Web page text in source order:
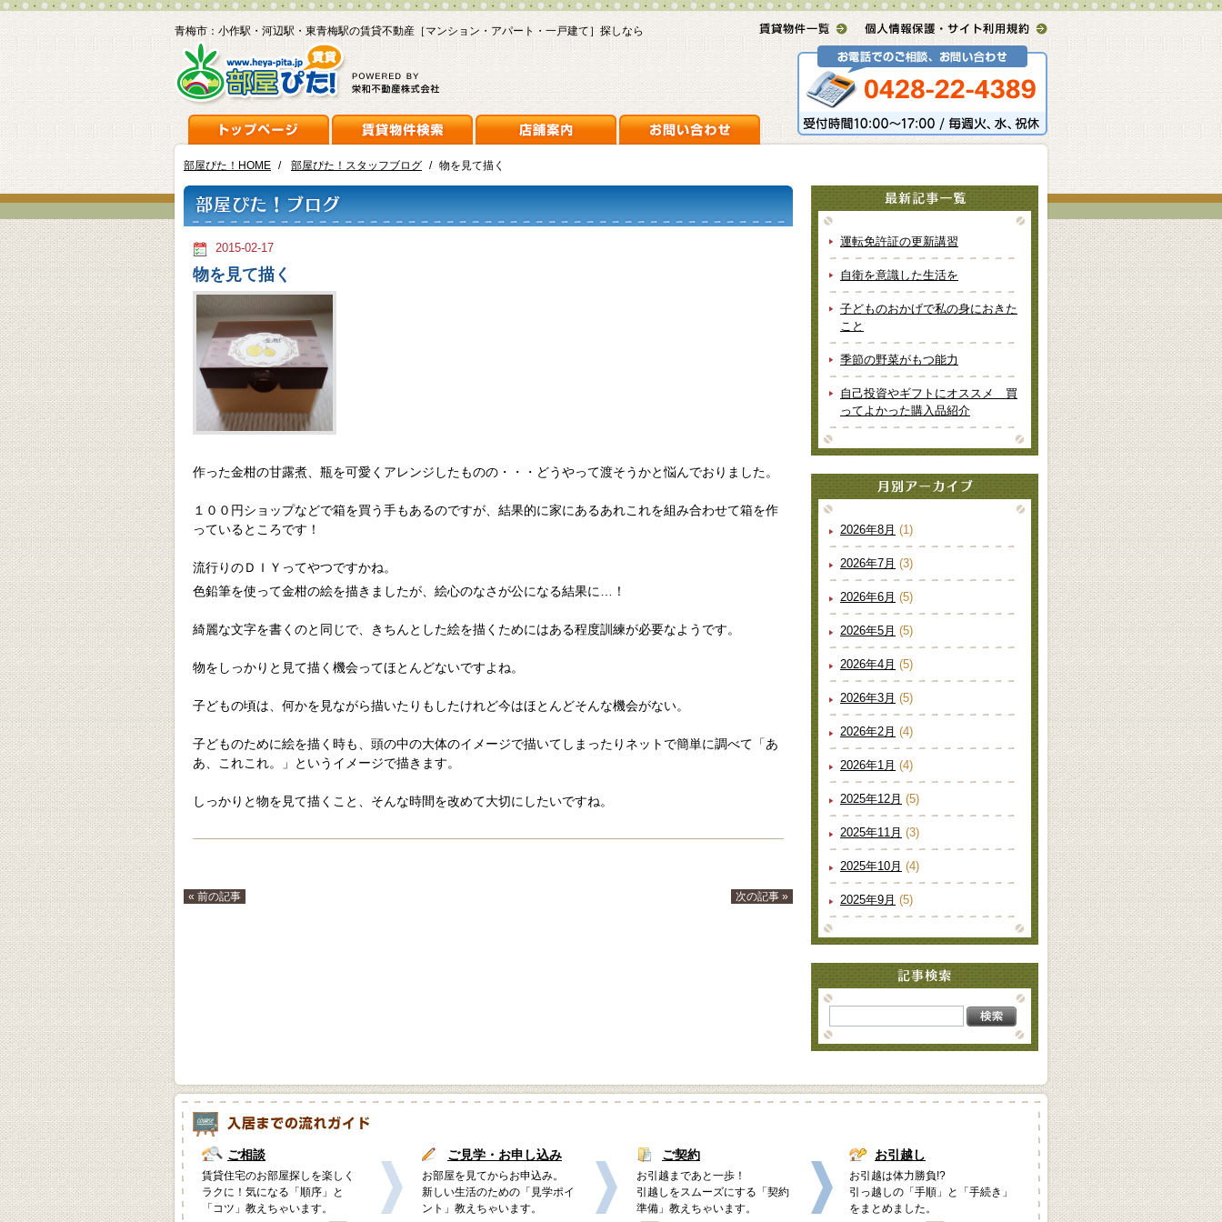
青梅市：小作駅・河辺駅・東青梅駅の賃貸不動産［マンション・アパート・一戸建て］探しなら
部屋ぴた！HOME / 部屋ぴた！スタッフブログ / 物を見て描く
2015-02-17
物を見て描く
作った金柑の甘露煮、瓶を可愛くアレンジしたものの・・・どうやって渡そうかと悩んでおりました。
１００円ショップなどで箱を買う手もあるのですが、結果的に家にあるあれこれを組み合わせて箱を作
っているところです！
流行りのＤＩＹってやつですかね。
色鉛筆を使って金柑の絵を描きましたが、絵心のなさが公になる結果に…！
綺麗な文字を書くのと同じで、きちんとした絵を描くためにはある程度訓練が必要なようです。
物をしっかりと見て描く機会ってほとんどないですよね。
子どもの頃は、何かを見ながら描いたりもしたけれど今はほとんどそんな機会がない。
子どものために絵を描く時も、頭の中の大体のイメージで描いてしまったりネットで簡単に調べて「あ
あ、これこれ。」というイメージで描きます。
しっかりと物を見て描くこと、そんな時間を改めて大切にしたいですね。
« 前の記事 次の記事 »
運転免許証の更新講習
自衛を意識した生活を
子どものおかげで私の身におきた
こと
季節の野菜がもつ能力
自己投資やギフトにオススメ 買
ってよかった購入品紹介
2026年8月 (1)
2026年7月 (3)
2026年6月 (5)
2026年5月 (5)
2026年4月 (5)
2026年3月 (5)
2026年2月 (4)
2026年1月 (4)
2025年12月 (5)
2025年11月 (3)
2025年10月 (4)
2025年9月 (5)
ご相談
賃貸住宅のお部屋探しを楽しく
ラクに！気になる「順序」と
「コツ」教えちゃいます。
ご見学・お申し込み
お部屋を見てからお申込み。
新しい生活のための「見学ポイ
ント」教えちゃいます。
ご契約
お引越まであと一歩！
引越しをスムーズにする「契約
準備」教えちゃいます。
お引越し
お引越は体力勝負!?
引っ越しの「手順」と「手続き」
をまとめました。